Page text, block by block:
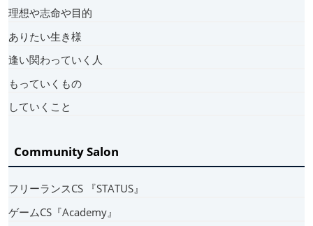
理想や志命や目的
ありたい生き様
逢い関わっていく人
もっていくもの
していくこと
Community Salon
フリーランスCS 『STATUS』
ゲームCS『Academy』